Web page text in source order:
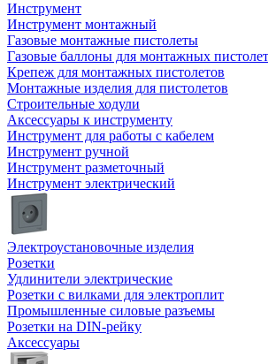
Инструмент
Инструмент монтажный
Газовые монтажные пистолеты
Газовые баллоны для монтажных
Крепеж для монтажных пистолетов
Монтажные изделия для пистолетов
Строительные ходули
Аксессуары к инструменту
Инструмент для работы с кабелем
Инструмент ручной
Инструмент разметочный
Инструмент электрический
Электроустановочные изделия
Розетки
Удлинители электрические
Розетки с вилками для электроплит
Промышленные силовые разъемы
Розетки на DIN-рейку
Аксессуары